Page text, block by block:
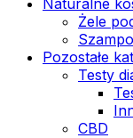
Żele
Pozostałe
Testy
CBD